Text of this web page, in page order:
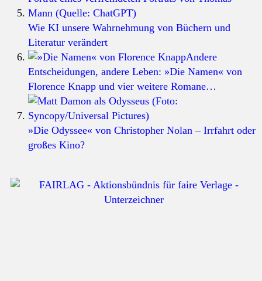
Wie KI unsere Wahrnehmung von Büchern und
Literatur verändert
Andere
Entscheidungen, andere Leben: »Die Namen« von
Florence Knapp und vier weitere Romane…
»Die Odyssee« von Christopher Nolan – Irrfahrt oder
großes Kino?